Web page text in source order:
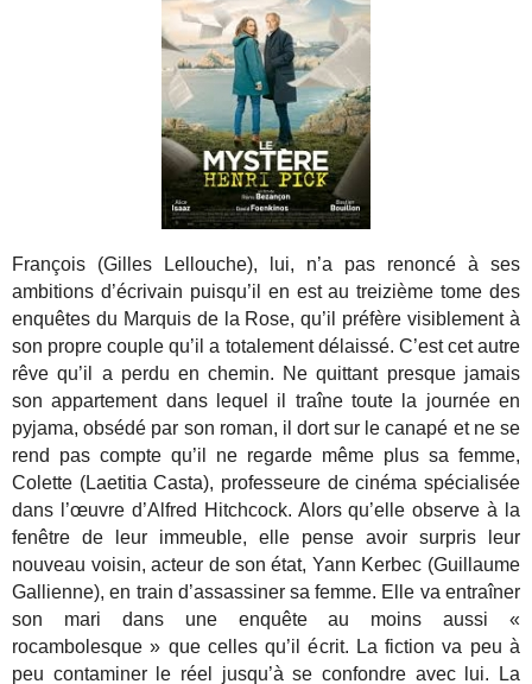
François (Gilles Lellouche), lui, n’a pas renoncé à ses
ambitions d’écrivain puisqu’il en est au treizième tome des
enquêtes du Marquis de la Rose, qu’il préfère visiblement à
son propre couple qu’il a totalement délaissé. C’est cet autre
rêve qu’il a perdu en chemin. Ne quittant presque jamais
son appartement dans lequel il traîne toute la journée en
pyjama, obsédé par son roman, il dort sur le canapé et ne se
rend pas compte qu’il ne regarde même plus sa femme,
Colette (Laetitia Casta), professeure de cinéma spécialisée
dans l’œuvre d’Alfred Hitchcock. Alors qu’elle observe à la
fenêtre de leur immeuble, elle pense avoir surpris leur
nouveau voisin, acteur de son état, Yann Kerbec (Guillaume
Gallienne), en train d’assassiner sa femme. Elle va entraîner
son mari dans une enquête au moins aussi «
rocambolesque » que celles qu’il écrit. La fiction va peu à
peu contaminer le réel jusqu’à se confondre avec lui. La